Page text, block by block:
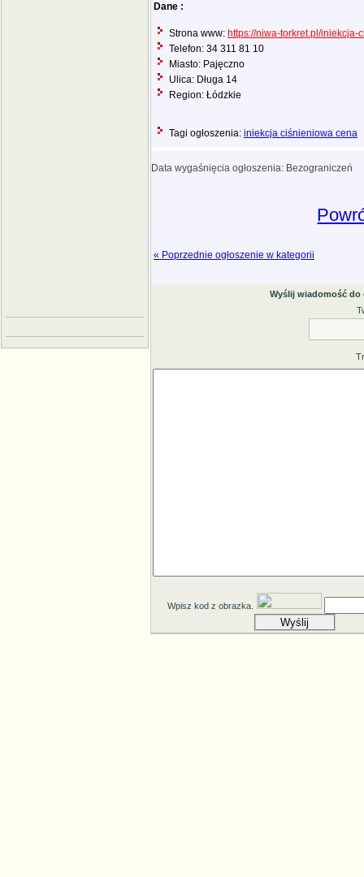
Dane :
Strona www: https://niwa-torkret.pl/iniekcja-
Telefon: 34 311 81 10
Miasto: Pajęczno
Ulica: Długa 14
Region: Łódzkie
Tagi ogłoszenia: iniekcja ciśnieniowa cena
Data wygaśnięcia ogłoszenia: Bezograniczeń
« Poprzednie ogłoszenie w kategorii
Wyślij wiadomość
Wpisz kod z obrazka.